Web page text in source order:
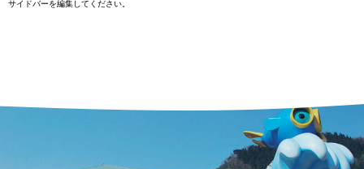
サイドバーを編集してください。